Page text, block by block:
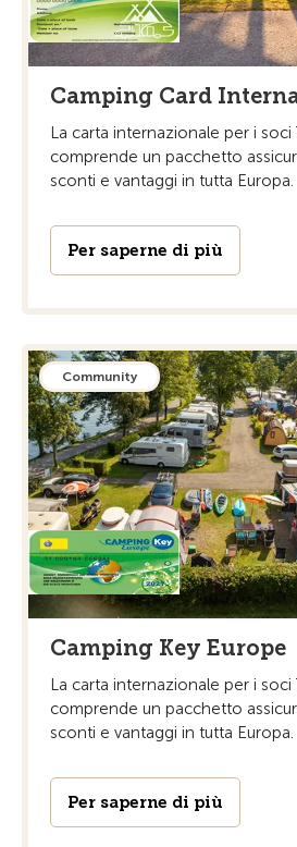
Camping Card
La carta internazionale per i soci
comprende un pacchetto
sconti e vantaggi in tutta Europa.
Per saperne di più
Community
Camping Key Europe
La carta internazionale per i soci
comprende un pacchetto
sconti e vantaggi in tutta Europa.
Per saperne di più